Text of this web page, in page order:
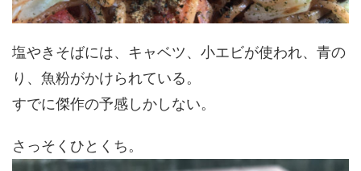
塩やきそばには、キャベツ、小エビが使われ、青の
り、魚粉がかけられている。
すでに傑作の予感しかしない。
さっそくひとくち。